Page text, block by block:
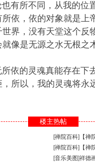
所不同，从我的位
依，依的对象就是上
界，没有天堂这个
像是无源之水无根
的灵魂真能存在下
所以，我的灵魂将永
楼主热帖
【禅
[禅院百科]
【禅
[禅院百科]
祥德
[音乐美图]